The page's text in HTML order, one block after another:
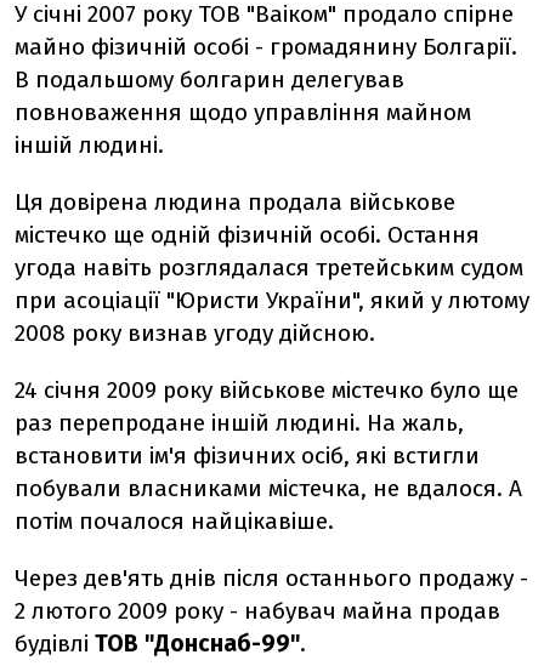
У січні 2007 року ТОВ "Ваіком" продало спірне
майно фізичній особі - громадянину Болгарії.
В подальшому болгарин делегував
повноваження щодо управління майном
іншій людині.
Ця довірена людина продала військове
містечко ще одній фізичній особі. Остання
угода навіть розглядалася третейським судом
при асоціації "Юристи України", який у лютому
2008 року визнав угоду дійсною.
24 січня 2009 року військове містечко було ще
раз перепродане іншій людині. На жаль,
встановити ім'я фізичних осіб, які встигли
побували власниками містечка, не вдалося. А
потім почалося найцікавіше.
Через дев'ять днів після останнього продажу -
2 лютого 2009 року - набувач майна продав
будівлі ТОВ "Донснаб-99".